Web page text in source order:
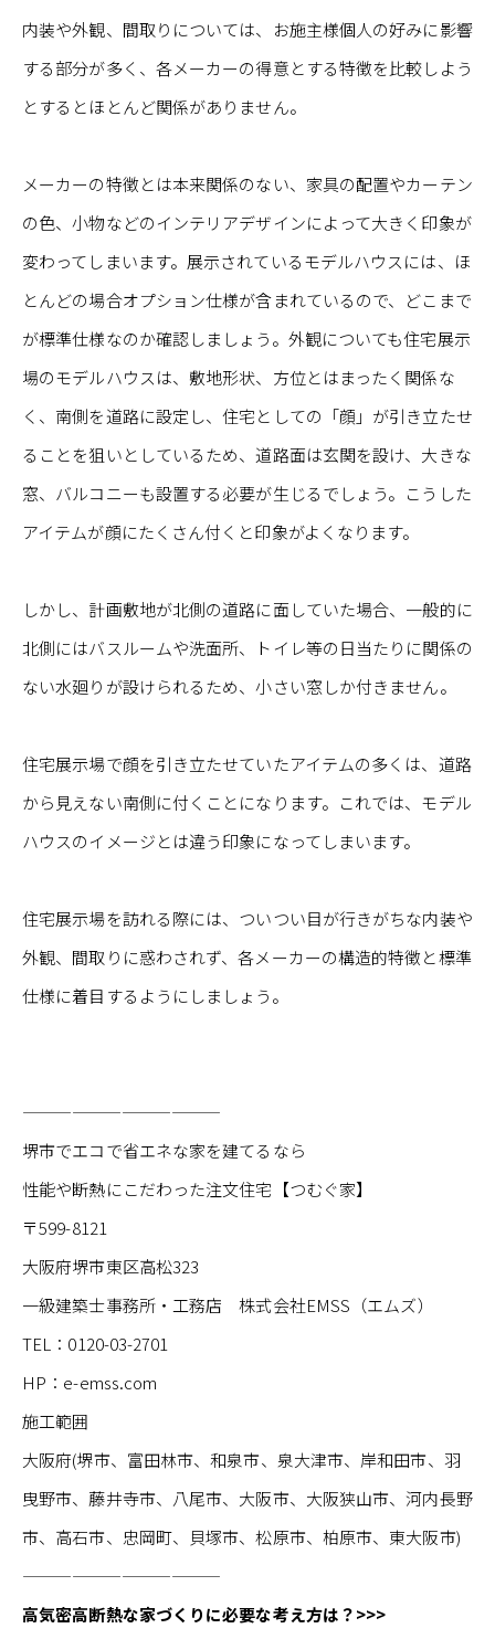
内装や外観、間取りについては、お施主様個人の好みに影響
する部分が多く、各メーカーの得意とする特徴を比較しよう
とするとほとんど関係がありません。
メーカーの特徴とは本来関係のない、家具の配置やカーテン
の色、小物などのインテリアデザインによって大きく印象が
変わってしまいます。展示されているモデルハウスには、ほ
とんどの場合オプション仕様が含まれているので、どこまで
が標準仕様なのか確認しましょう。外観についても住宅展示
場のモデルハウスは、敷地形状、方位とはまったく関係な
く、南側を道路に設定し、住宅としての「顔」が引き立たせ
ることを狙いとしているため、道路面は玄関を設け、大きな
窓、バルコニーも設置する必要が生じるでしょう。こうした
アイテムが顔にたくさん付くと印象がよくなります。
しかし、計画敷地が北側の道路に面していた場合、一般的に
北側にはバスルームや洗面所、トイレ等の日当たりに関係の
ない水廻りが設けられるため、小さい窓しか付きません。
住宅展示場で顔を引き立たせていたアイテムの多くは、道路
から見えない南側に付くことになります。これでは、モデル
ハウスのイメージとは違う印象になってしまいます。
住宅展示場を訪れる際には、ついつい目が行きがちな内装や
外観、間取りに惑わされず、各メーカーの構造的特徴と標準
仕様に着目するようにしましょう。
————————————
堺市でエコで省エネな家を建てるなら
性能や断熱にこだわった注文住宅【つむぐ家】
〒599-8121
大阪府堺市東区高松323
一級建築士事務所・工務店 株式会社EMSS（エムズ）
TEL：0120-03-2701
HP：e-emss.com
施工範囲
大阪府(堺市、富田林市、和泉市、泉大津市、岸和田市、羽
曳野市、藤井寺市、八尾市、大阪市、大阪狭山市、河内長野
市、高石市、忠岡町、貝塚市、松原市、柏原市、東大阪市)
————————————
高気密高断熱な家づくりに必要な考え方は？>>>